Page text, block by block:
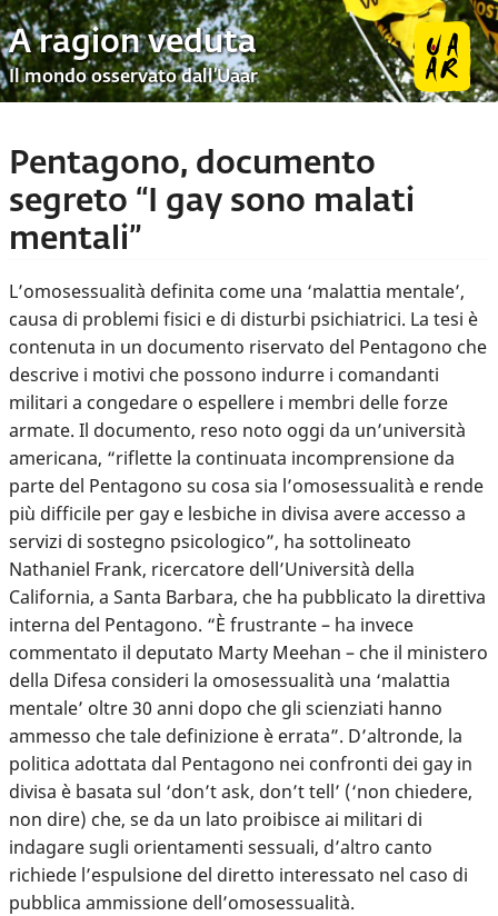
A ragion veduta
Il mondo osservato dall’Uaar
Pentagono, documento
segreto “I gay sono malati
mentali”
L’omosessualità definita come una ‘malattia mentale’,
causa di problemi fisici e di disturbi psichiatrici. La tesi è
contenuta in un documento riservato del Pentagono che
descrive i motivi che possono indurre i comandanti
militari a congedare o espellere i membri delle forze
armate. Il documento, reso noto oggi da un’università
americana, “riflette la continuata incomprensione da
parte del Pentagono su cosa sia l’omosessualità e rende
più difficile per gay e lesbiche in divisa avere accesso a
servizi di sostegno psicologico”, ha sottolineato
Nathaniel Frank, ricercatore dell’Università della
California, a Santa Barbara, che ha pubblicato la direttiva
interna del Pentagono. “È frustrante – ha invece
commentato il deputato Marty Meehan – che il ministero
della Difesa consideri la omosessualità una ‘malattia
mentale’ oltre 30 anni dopo che gli scienziati hanno
ammesso che tale definizione è errata”. D’altronde, la
politica adottata dal Pentagono nei confronti dei gay in
divisa è basata sul ‘don’t ask, don’t tell’ (‘non chiedere,
non dire) che, se da un lato proibisce ai militari di
indagare sugli orientamenti sessuali, d’altro canto
richiede l’espulsione del diretto interessato nel caso di
pubblica ammissione dell’omosessualità.